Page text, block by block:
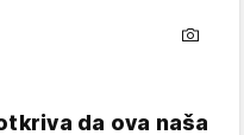
da ova naša